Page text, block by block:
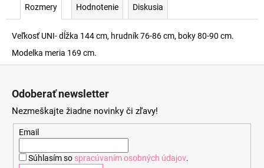
Rozmery Hodnotenie Diskusia
Veľkosť UNI- dĺžka 144 cm, hrudník 76-86 cm, boky 80-90 cm.
Modelka meria 169 cm.
Odoberať newsletter
Nezmeškajte žiadne novinky či zľavy!
Email
Súhlasím so spracúvaním osobných údajov.